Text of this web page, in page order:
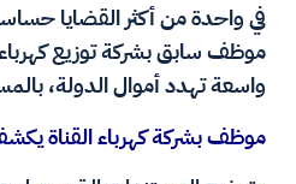
في واحدة من أكثر القضايا
موظف سابق بشركة توزيع
واسعة تهدد أموال الدولة،
موظف بشركة كهرباء القناة